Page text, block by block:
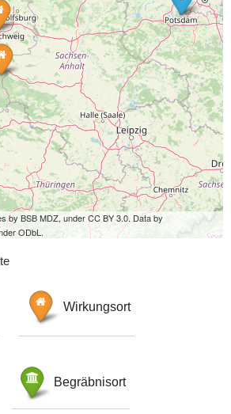
by BSB MDZ, under CC BY 3.0. Data by
ODbL.
Wirkungsort
Begräbnisort